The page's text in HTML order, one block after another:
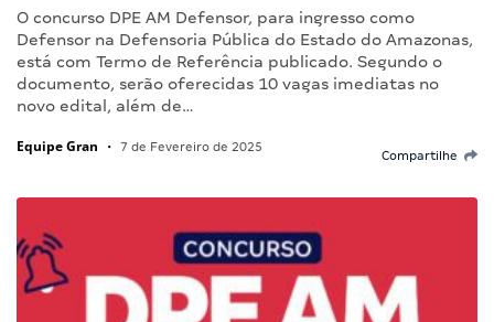
O concurso DPE AM Defensor, para ingresso como
Defensor na Defensoria Pública do Estado do Amazonas,
está com Termo de Referência publicado. Segundo o
documento, serão oferecidas 10 vagas imediatas no
novo edital, além de…
Equipe Gran • 7 de Fevereiro de 2025
Compartilhe